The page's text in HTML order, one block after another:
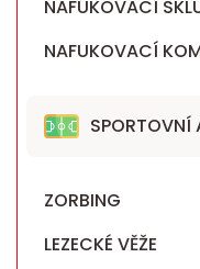
NAFUKOVACÍ
NAFUKOVACÍ
SPORTOVNÍ
ZORBING
LEZECKÉ VĚŽE